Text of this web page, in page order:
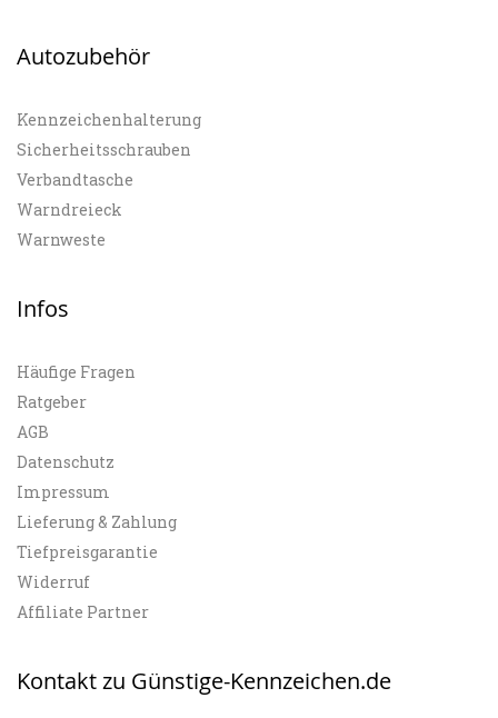
Autozubehör
Kennzeichenhalterung
Sicherheitsschrauben
Verbandtasche
Warndreieck
Warnweste
Infos
Häufige Fragen
Ratgeber
AGB
Datenschutz
Impressum
Lieferung & Zahlung
Tiefpreisgarantie
Widerruf
Affiliate Partner
Kontakt zu Günstige-Kennzeichen.de